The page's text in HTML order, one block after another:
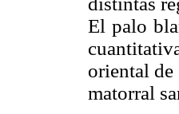
El palo
oriental
matorral